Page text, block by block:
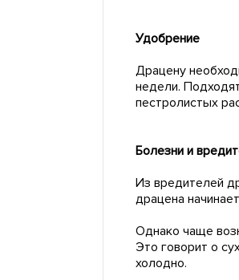
Удобрение
Драцену
недели.
пестролистых
Болезни и
Из вредителей
драцена
Однако чаще
Это говорит о
холодно.